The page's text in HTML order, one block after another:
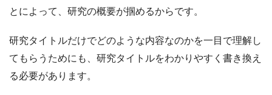
とによって、研究の概要が掴めるからです。
研究タイトルだけでどのような内容なのかを一目で理解し
てもらうためにも、研究タイトルをわかりやすく書き換え
る必要があります。